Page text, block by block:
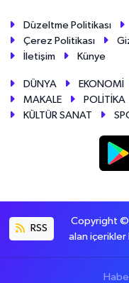
Düzeltme Politikası
Çerez Politikası
İletişim
Künye
DÜNYA EKONOMİ
MAKALE
POLİTİKA
KÜLTÜR SANAT
RSS
Copyright ©
alan içerikler
Haber